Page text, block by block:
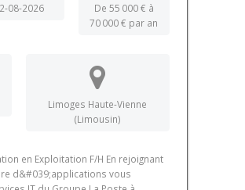
08-2026
De 55 000 € à
70 000 € par an
Limoges Haute-Vienne
(Limousin)
en Exploitation F/H En rejoignant
d&#039;applications vous